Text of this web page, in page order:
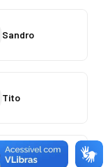
Sandro
Tito
Sérgio China